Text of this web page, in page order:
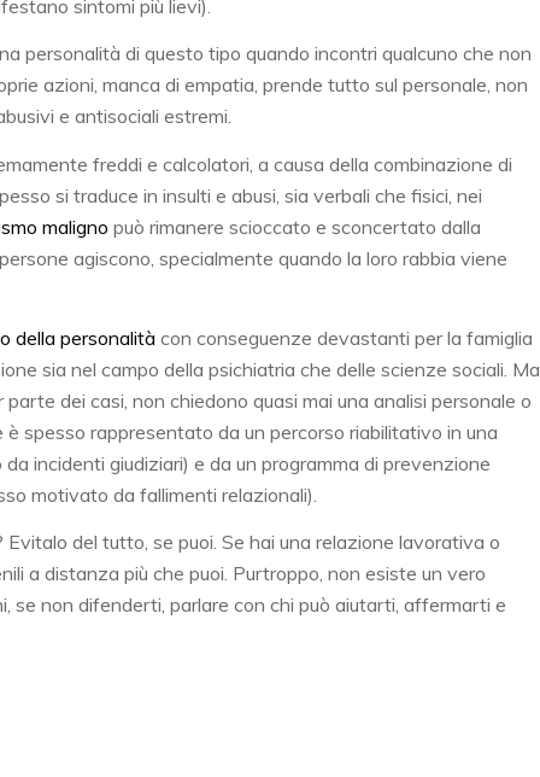
sintomi più lievi).
personalità di questo tipo quando incontri qualcuno che non
azioni, manca di empatia, prende tutto sul personale, non
e antisociali estremi.
freddi e calcolatori, a causa della combinazione di
si traduce in insulti e abusi, sia verbali che fisici, nei
maligno può rimanere scioccato e sconcertato dalla
agiscono, specialmente quando la loro rabbia viene
della personalità con conseguenze devastanti per la famiglia
sia nel campo della psichiatria che delle scienze sociali. Ma
dei casi, non chiedono quasi mai una analisi personale o
spesso rappresentato da un percorso riabilitativo in una
incidenti giudiziari) e da un programma di prevenzione
motivato da fallimenti relazionali).
Evitalo del tutto, se puoi. Se hai una relazione lavorativa o
a distanza più che puoi. Purtroppo, non esiste un vero
se non difenderti, parlare con chi può aiutarti, affermarti e